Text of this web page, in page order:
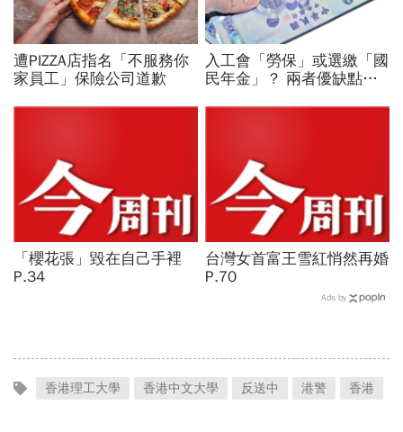
遭PIZZA店指名「不服務你
家員工」保險公司道歉
入工會「勞保」或選繳「國
民年金」？ 兩者優缺點分
「櫻花張」毀在自己手裡
P.34
台灣女首富王雪紅悄然再婚
P.70
Ads by
香港理工大學 香港中文大學 反送中 港警 香港